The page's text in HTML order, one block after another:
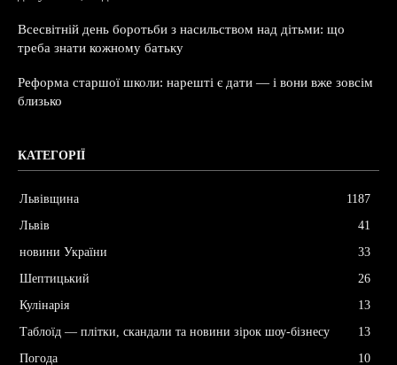
Всесвітній день боротьби з насильством над дітьми: що
треба знати кожному батьку
Реформа старшої школи: нарешті є дати — і вони вже зовсім
близько
КАТЕГОРІЇ
Львівщина
1187
Львів
41
новини України
33
Шептицький
26
Кулінарія
13
Таблоїд — плітки, скандали та новини зірок шоу-бізнесу
13
Погода
10